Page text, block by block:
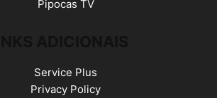
Pipocas TV
Service Plus
Privacy Policy